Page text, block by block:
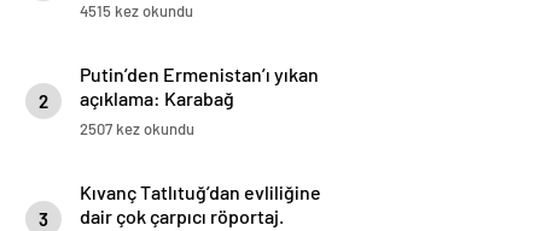
4515 kez okundu
2
Putin’den Ermenistan’ı yıkan
açıklama: Karabağ
Azerbaycan’ın ayrılmaz bir
2507 kez okundu
3
Kıvanç Tatlıtuğ’dan evliliğine
dair çok çarpıcı röportaj.